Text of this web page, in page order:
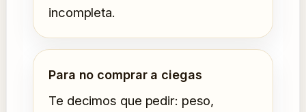
incompleta.
Para no comprar a ciegas
Te decimos que pedir: peso,